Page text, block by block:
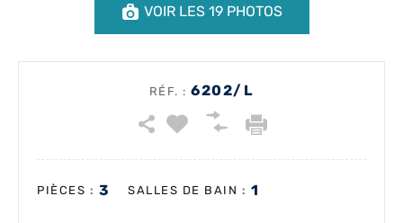
VOIR LES 19 PHOTOS
RÉF. :6202/L
PIÈCES : 3 SALLES DE BAIN : 1